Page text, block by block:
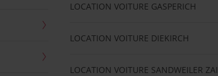
LOCATION VOITURE GASPERICH
LOCATION VOITURE DIEKIRCH
LOCATION VOITURE SANDWEILER ZAI